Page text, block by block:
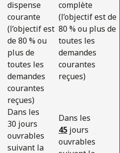
dispense
courante
(l’objectif est
de 80 % ou
plus de
toutes les
demandes
courantes
reçues)
complète
(l’objectif est de
80 % ou plus de
toutes les
demandes
courantes
reçues)
Dans les
30 jours
ouvrables
suivant la
Dans les
45 jours
ouvrables